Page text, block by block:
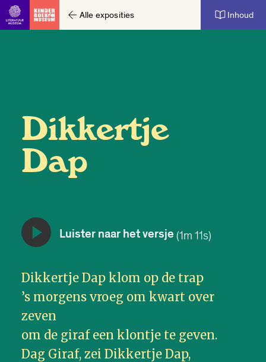
Ga direct naar inhoudAlle exposities Inhoud
Dikkertje
Dap
Luister naar het versje(1m 11s)
Dikkertje Dap klom op de trap
’s morgens vroeg om kwart over
zeven
om de giraf een klontje te geven.
Dag Giraf, zei Dikkertje Dap,